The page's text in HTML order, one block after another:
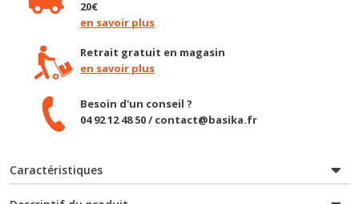
Retrait gratuit en magasin
en savoir plus
Besoin d'un conseil ?
Caractéristiques
Descriptif du produit